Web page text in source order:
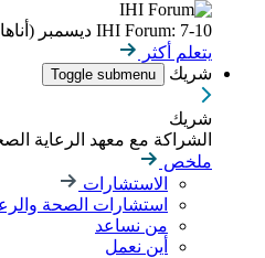
IHI Forum: 7-10 ديسمبر (أناهايم، كاليفورنيا، الولايات المتحدة الأمريكية)
يتعلم أكثر
شريك
Toggle submenu
شريك
الشراكة مع معهد الرعاية
ملخص
الاستشارات
استشارات الصحة
من نساعد
أين نعمل